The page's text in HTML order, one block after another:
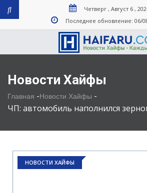
Четверг , Август 6 ,
Последнее обновление: 06/
Новости Хайфы
Главная -Новости Хайфы -
ЧП: автомобиль наполнился
НОВОСТИ ХАЙФЫ